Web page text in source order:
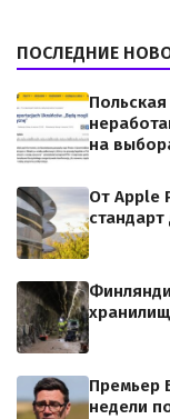
ПОСЛЕДНИЕ
на
От Apple
Премьер
недели